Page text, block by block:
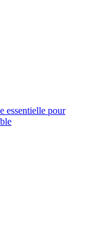
essentielle pour